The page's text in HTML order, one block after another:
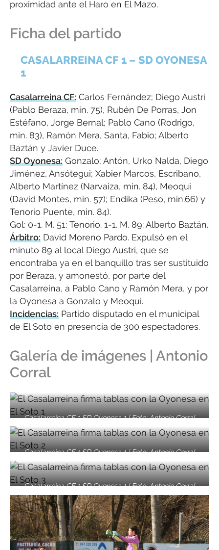
proximidad ante el Haro en El Mazo.
Ficha del partido
CASALARREINA CF 1 – SD OYONESA
1
Casalarreina CF: Carlos Fernández; Diego Austri
(Pablo Beraza, min. 75), Rubén De Porras, Jon
Estéfano, Jorge Bernal; Pablo Cano (Rodrigo,
min. 83), Ramón Mera, Santa, Fabio; Alberto
Baztán y Javier Duce.
SD Oyonesa: Gonzalo; Antón, Urko Nalda, Diego
Jiménez, Ansótegui; Xabier Marcos, Escribano,
Alberto Martínez (Narvaiza, min. 84), Meoqui
(David Montes, min. 57); Endika (Peso, min.66) y
Tenorio Puente, min. 84).
Gol: 0-1. M. 51: Tenorio. 1-1. M. 89: Alberto Baztán.
Árbitro: David Moreno Pardo. Expulsó en el
minuto 89 al local Diego Austri, que se
encontraba ya en el banquillo tras ser sustituido
por Beraza, y amonestó, por parte del
Casalarreina, a Pablo Cano y Ramón Mera, y por
la Oyonesa a Gonzalo y Meoqui.
Incidencias: Partido disputado en el municipal
de El Soto en presencia de 300 espectadores.
Galería de imágenes | Antonio
Corral
Casalarreina CF 1 SD Oyonesa 1 | Foto: Antonio Corral
Casalarreina CF 1 SD Oyonesa 1 | Foto: Antonio Corral
Casalarreina CF 1 SD Oyonesa 1 | Foto: Antonio Corral